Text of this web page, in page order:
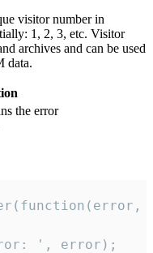
visitor number in
1, 2, 3, etc. Visitor
archives and can be used
data.
the error
', error);